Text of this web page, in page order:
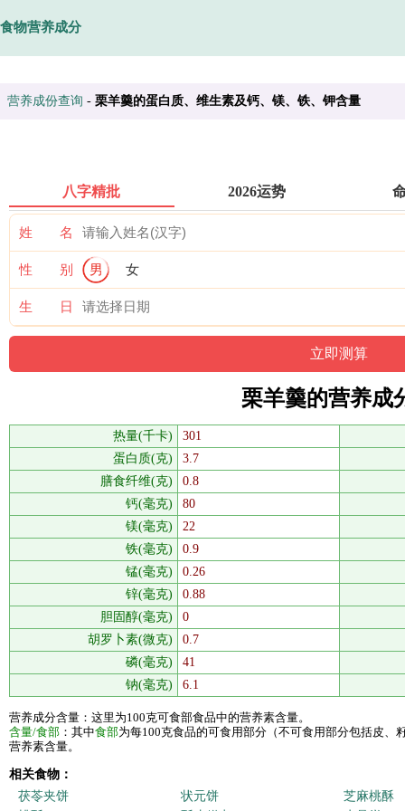
食物营养成分
营养成份查询 - 栗羊羹的蛋白质、维生素及钙、镁、铁、钾含量
八字精批 2026运势
姓 名
性 别 男 女
生 日
栗羊羹的营养成
热量(千卡)
301
蛋白质(克)
3.7
膳食纤维(克)
0.8
钙(毫克)
80
镁(毫克)
22
铁(毫克)
0.9
锰(毫克)
0.26
锌(毫克)
0.88
胆固醇(毫克)
0
胡罗卜素(微克)
0.7
磷(毫克)
41
钠(毫克)
6.1
营养成分含量：这里为100克可食部食品中的营养素含量。
含量/食部 ：其中食部为每100克食品的可食用部分（不可食用部分包括皮、
营养素含量。
相关食物：
茯苓夹饼
状元饼
芝麻桃酥